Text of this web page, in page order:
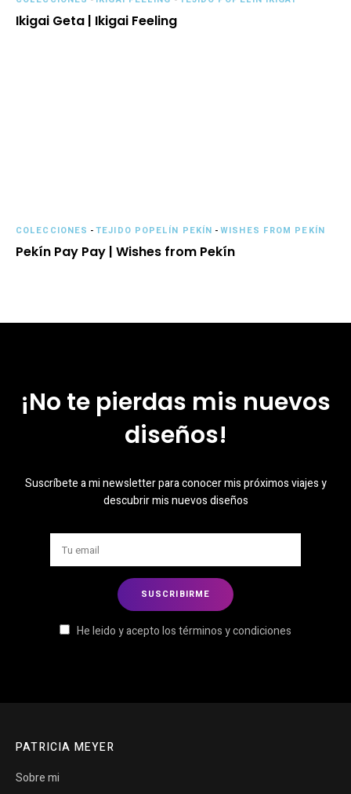
Ikigai Geta | Ikigai Feeling
COLECCIONES -TEJIDO POPELÍN PEKÍN -WISHES FROM PEKÍN
Pekín Pay Pay | Wishes from Pekín
¡No te pierdas mis nuevos
diseños!
Suscríbete a mi newsletter para conocer mis próximos viajes y
descubrir mis nuevos diseños
He leido y acepto los términos y condiciones
PATRICIA MEYER
Sobre mi